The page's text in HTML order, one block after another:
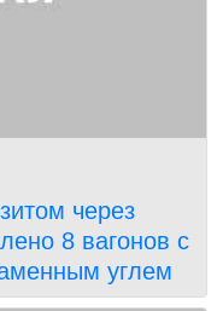
через
8 вагонов с
углем